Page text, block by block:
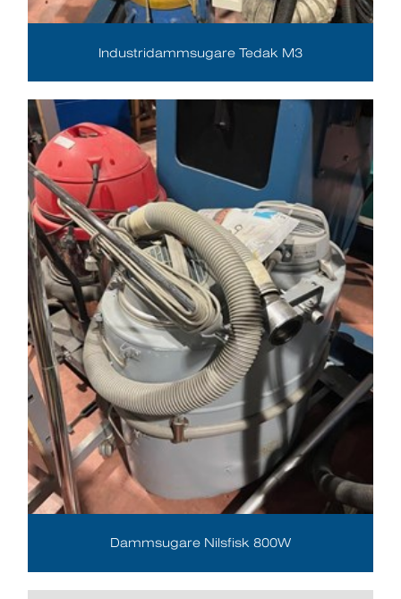
Industridammsugare Tedak M3
Dammsugare Nilsfisk 800W